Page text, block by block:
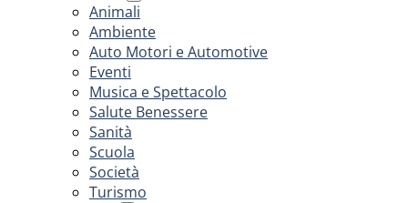
Animali
Ambiente
Auto Motori e Automotive
Eventi
Musica e Spettacolo
Salute Benessere
Sanità
Scuola
Società
Turismo